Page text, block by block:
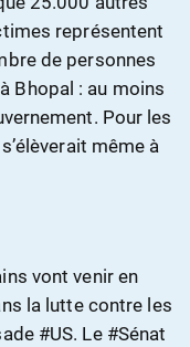
représentent
de personnes
Bhopal : au moins
Pour les
même à
vont venir en
la lutte contre les
#US. Le #Sénat